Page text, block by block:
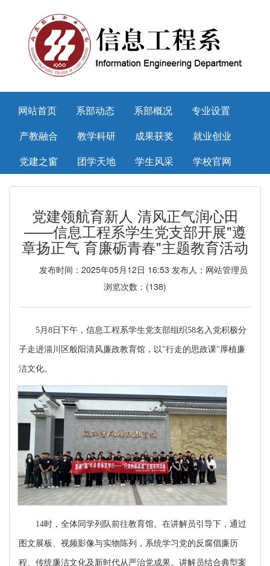
网站首页 系部动态 系部概况
专业设置
产教融合
教学科研 成果获奖
就业创业
党建之窗
团学天地 学生风采 学校官网
党建领航育新人 清风正气润心田
——信息工程系学生党支部开展"遵
章扬正气 育廉砺青春"主题教育活动
发布时间：2025年05月12日 16:53 发布人：网站管理员
浏览次数：(138)
5月8日下午，信息工程系学生党支部组织58名入党积极分
子走进淄川区般阳清风廉政教育馆，以"行走的思政课"厚植廉
洁文化。
14时，全体同学列队前往教育馆。在讲解员引导下，通过
图文展板、视频影像与实物陈列，系统学习党的反腐倡廉历
程、传统廉洁文化及新时代从严治党成果。讲解员结合典型案